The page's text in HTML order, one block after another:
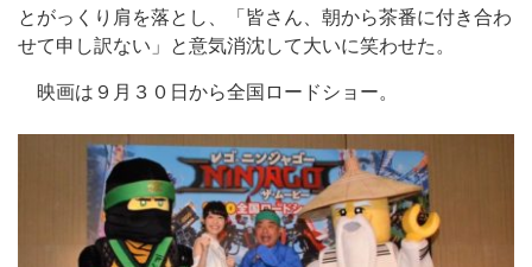
とがっくり肩を落とし、「皆さん、朝から茶番に付き合わ
せて申し訳ない」と意気消沈して大いに笑わせた。
映画は９月３０日から全国ロードショー。